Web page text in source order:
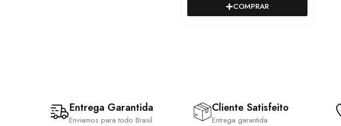
COMPRAR
Entrega Garantida
Enviamos para todo Brasil
Cliente Satisfeito
Entrega garantida